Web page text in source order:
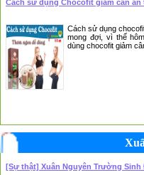
Cách sử dụng Chocofit giảm cân an
Cách sử dụng
mong đợi, vì thế
dùng chocofit giảm
[Sự thật] Xuân Nguyên Trường